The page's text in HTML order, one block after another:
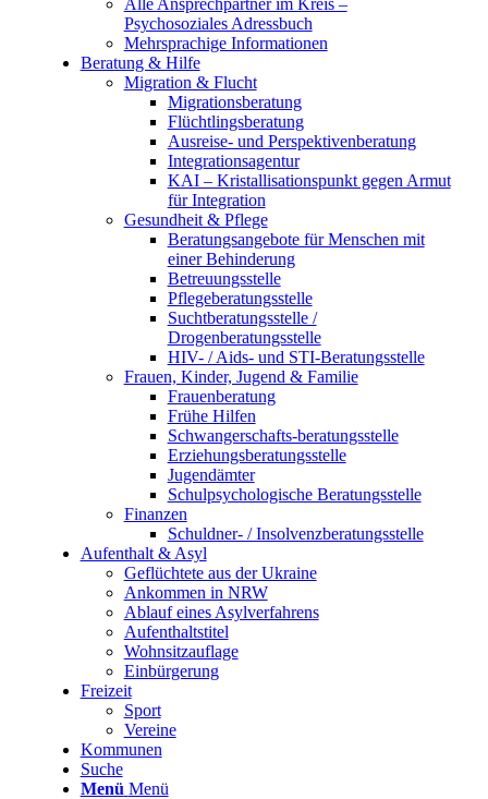
Alle Ansprechpartner im Kreis –
Psychosoziales Adressbuch
Mehrsprachige Informationen
Beratung & Hilfe
Migration & Flucht
Migrationsberatung
Flüchtlingsberatung
Ausreise- und Perspektivenberatung
Integrationsagentur
KAI – Kristallisationspunkt gegen Armut
für Integration
Gesundheit & Pflege
Beratungsangebote für Menschen mit
einer Behinderung
Betreuungsstelle
Pflegeberatungsstelle
Suchtberatungsstelle /
Drogenberatungsstelle
HIV- / Aids- und STI-Beratungsstelle
Frauen, Kinder, Jugend & Familie
Frauenberatung
Frühe Hilfen
Schwangerschafts-beratungsstelle
Erziehungsberatungsstelle
Jugendämter
Schulpsychologische Beratungsstelle
Finanzen
Schuldner- / Insolvenzberatungsstelle
Aufenthalt & Asyl
Geflüchtete aus der Ukraine
Ankommen in NRW
Ablauf eines Asylverfahrens
Aufenthaltstitel
Wohnsitzauflage
Einbürgerung
Freizeit
Sport
Vereine
Kommunen
Suche
Menü Menü